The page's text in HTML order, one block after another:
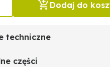
Dodaj do
techniczne
części